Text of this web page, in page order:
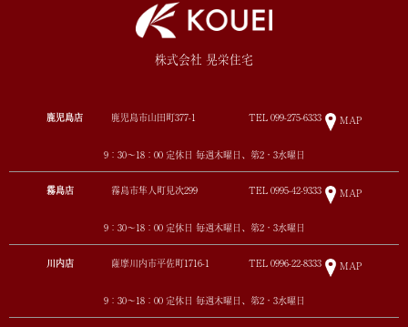
株式会社 晃栄住宅
鹿児島店 鹿児島市山田町377-1 TEL 099-275-6333 MAP
9：30～18：00 定休日 毎週木曜日、第2・3水曜日
霧島店 霧島市隼人町見次299 TEL 0995-42-9333 MAP
9：30～18：00 定休日 毎週木曜日、第2・3水曜日
川内店 薩摩川内市平佐町1716-1 TEL 0996-22-8333 MAP
9：30～18：00 定休日 毎週木曜日、第2・3水曜日